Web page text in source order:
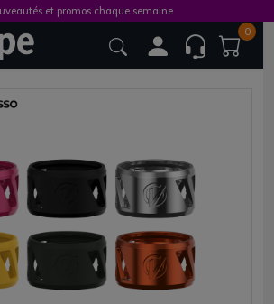
0
et promos chaque semaine